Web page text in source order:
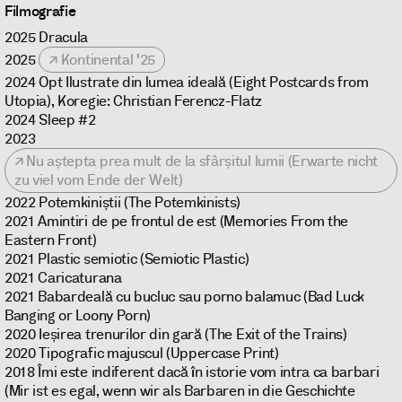
Filmografie
2025 Dracula
2025
Kontinental '25
2024 Opt Ilustrate din lumea ideală (Eight Postcards from
Utopia), Koregie: Christian Ferencz-Flatz
2024 Sleep #2
2023
Nu aștepta prea mult de la sfârșitul lumii (Erwarte nicht
zu viel vom Ende der Welt)
2022 Potemkiniștii (The Potemkinists)
2021 Amintiri de pe frontul de est (Memories From the
Eastern Front)
2021 Plastic semiotic (Semiotic Plastic)
2021 Caricaturana
2021 Babardeală cu bucluc sau porno balamuc (Bad Luck
Banging or Loony Porn)
2020 Ieșirea trenurilor din gară (The Exit of the Trains)
2020 Tipografic majuscul (Uppercase Print)
2018 Îmi este indiferent dacă în istorie vom intra ca barbari
(Mir ist es egal, wenn wir als Barbaren in die Geschichte